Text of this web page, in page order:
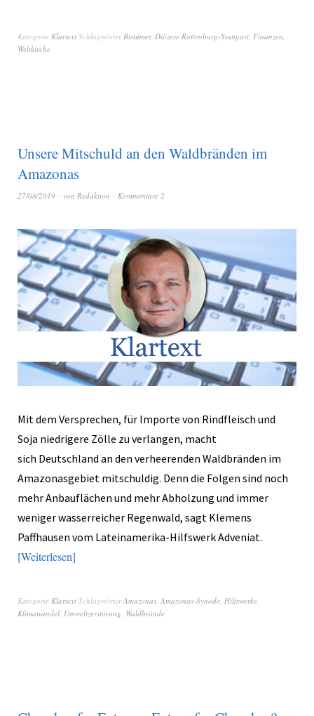
Kategorie Klartext Schlagwörter Bistümer, Diözese Rottenburg-Stuttgart Finanzen
Weltkirche
Unsere Mitschuld an den Waldbränden im
Amazonas
27/08/2019 von Redaktion Kommentare 2
Mit dem Versprechen, für Importe von Rindfleisch und
Soja niedrigere Zölle zu verlangen, macht
sich Deutschland an den verheerenden Waldbränden im
Amazonasgebiet mitschuldig. Denn die Folgen sind noch
mehr Anbauflächen und mehr Abholzung und immer
weniger wasserreicher Regenwald, sagt Klemens
Paffhausen vom Lateinamerika-Hilfswerk Adveniat.
Weiterlesen
Kategorie Klartext SchlagwörterAmazonas Amazonas-Synode Hilfswerke
Klimawandel Umweltzerstörung Waldbrände